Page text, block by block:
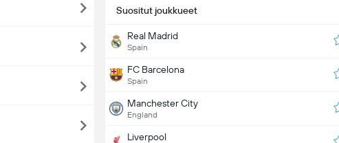
Suositut joukkueet
Real Madrid
Spain
FC Barcelona
Spain
Manchester City
England
Liverpool